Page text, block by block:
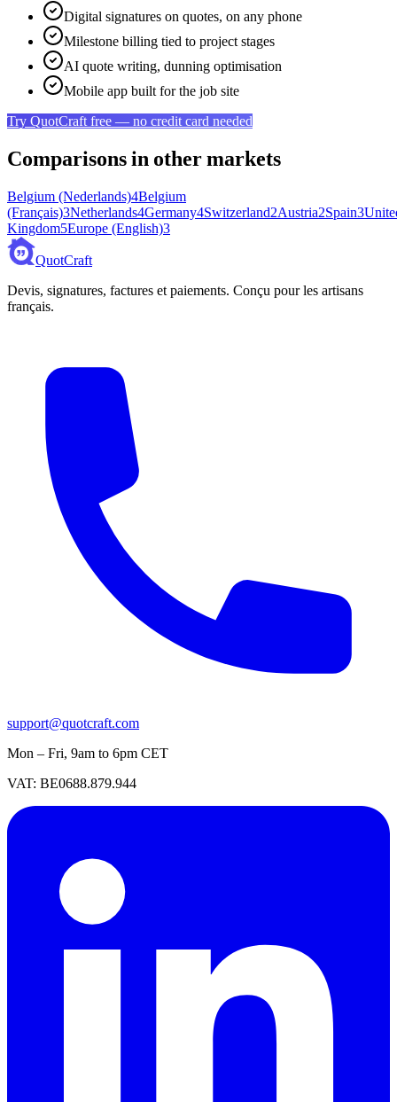
Digital signatures on quotes, on any phone
Milestone billing tied to project stages
AI quote writing, dunning optimisation
Mobile app built for the job site
Try QuotCraft free — no credit card needed
Comparisons in other markets
Belgium (Nederlands)4Belgium
(Français)3Netherlands4Germany4Switzerland2Austria2Spain3
Kingdom5Europe (English)3
QuotCraft
Devis, signatures, factures et paiements. Conçu pour les artisans
français.
support@quotcraft.com
Mon – Fri, 9am to 6pm CET
VAT: BE0688.879.944